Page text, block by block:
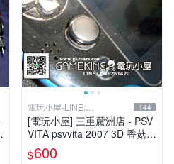
電玩小屋-LINE:
@AHZ5142U
144
[電玩小屋] 三重蘆洲店 - PSV
VITA psvvita 2007 3D 香菇
方向 類比 故障 [維修]
$600